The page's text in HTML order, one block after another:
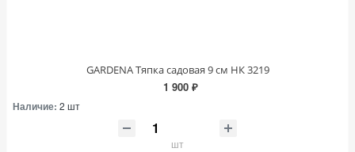
GARDENA Тяпка садовая 9 см НК 3219
1 900 ₽
Наличие: 2 шт
шт